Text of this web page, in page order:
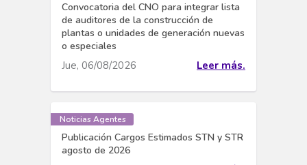
Convocatoria del CNO para integrar lista
de auditores de la construcción de
plantas o unidades de generación nuevas
o especiales
Jue, 06/08/2026 Leer más.
Noticias Agentes
Publicación Cargos Estimados STN y STR
agosto de 2026